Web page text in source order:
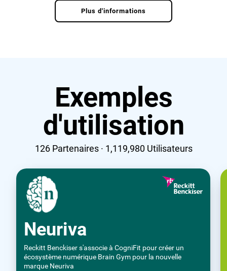
Plus d'informations
Exemples
d'utilisation
126Partenaires · 1,119,980Utilisateurs
Neuriva
Reckitt Benckiser s'associe à CogniFit pour créer un
écosystème numérique Brain Gym pour la nouvelle
marque Neuriva